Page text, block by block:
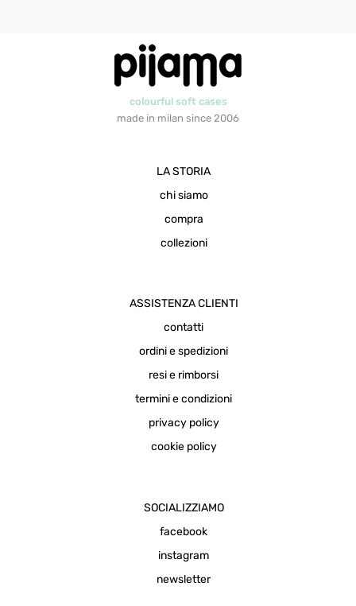
colourful soft cases
made in milan since 2006
LA STORIA
chi siamo
compra
collezioni
ASSISTENZA CLIENTI
contatti
ordini e spedizioni
resi e rimborsi
termini e condizioni
privacy policy
cookie policy
SOCIALIZZIAMO
facebook
instagram
newsletter